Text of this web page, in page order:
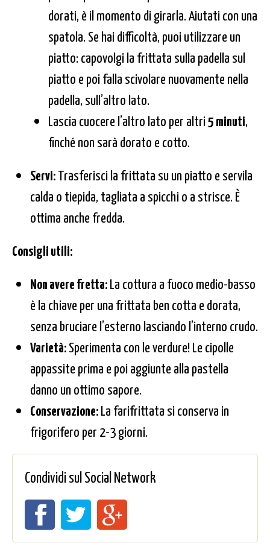
dorati, è il momento di girarla. Aiutati con una
spatola. Se hai difficoltà, puoi utilizzare un
piatto: capovolgi la frittata sulla padella sul
piatto e poi falla scivolare nuovamente nella
padella, sull’altro lato.
Lascia cuocere l’altro lato per altri5 minuti,
finché non sarà dorato e cotto.
Servi:Trasferisci la frittata su un piatto e servila
calda o tiepida, tagliata a spicchi o a strisce. È
ottima anche fredda.
Consigli utili:
Non avere fretta:La cottura a fuoco medio-basso
è la chiave per una frittata ben cotta e dorata,
senza bruciare l’esterno lasciando l’interno crudo.
Varietà:Sperimenta con le verdure! Le cipolle
appassite prima e poi aggiunte alla pastella
danno un ottimo sapore.
Conservazione:La farifrittata si conserva in
frigorifero per 2-3 giorni.
Condividi sul Social Network